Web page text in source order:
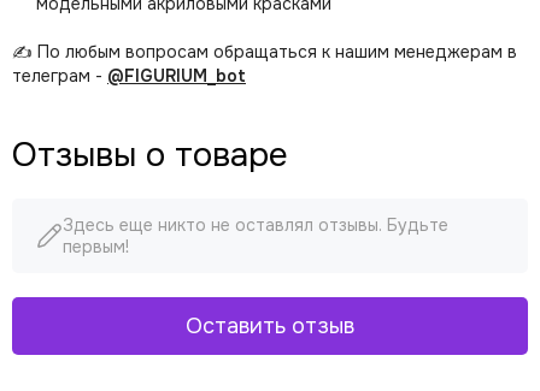
✍️ По любым вопросам обращаться к нашим менеджерам в
телеграм - @FIGURIUM_bot
Отзывы о товаре
Здесь еще никто не оставлял отзывы. Будьте
первым!
Оставить отзыв